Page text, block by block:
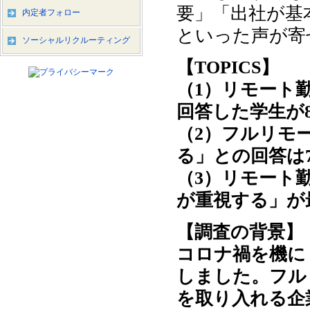
要」「出社が
といった声が
【TOPICS】
（1）リモート
回答した学生が
（2）フルリモ
る」との回答は
（3）リモート
が重視する」が
【調査の背景】
コロナ禍を機
しました。フ
を取り入れる
内定者フォロー
ソーシャルリクルーティング